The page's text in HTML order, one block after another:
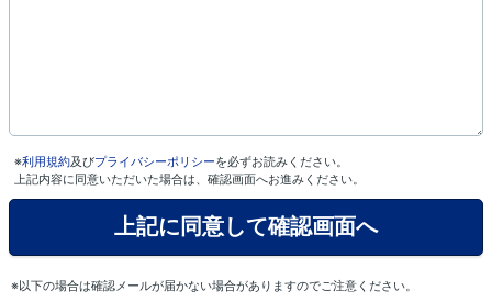
※利用規約及びプライバシーポリシーを必ずお読みください。
上記内容に同意いただいた場合は、確認画面へお進みください。
※以下の場合は確認メールが届かない場合がありますのでご注意ください。